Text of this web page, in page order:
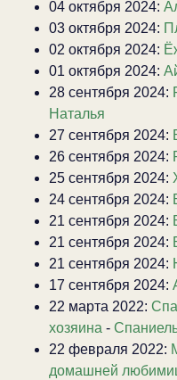
04 октября 2024:
03 октября 2024:
02 октября 2024:
01 октября 2024:
28 сентября 2024:
Наталья
27 сентября 2024:
26 сентября 2024:
25 сентября 2024:
24 сентября 2024:
21 сентября 2024:
21 сентября 2024:
21 сентября 2024:
17 сентября 2024:
22 марта 2022:
хозяина -
22 февраля 2022:
домашней